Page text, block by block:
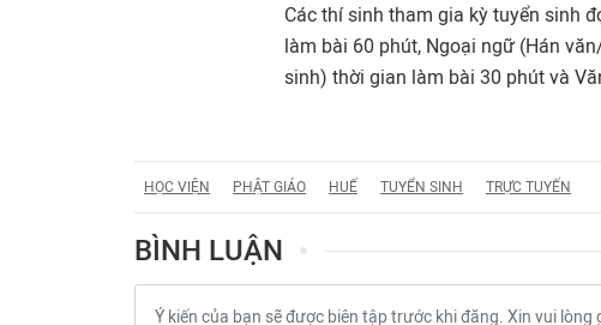
Các thí sinh tham gia kỳ tuyển sinh
làm bài 60 phút, Ngoại ngữ (Hán
sinh) thời gian làm bài 30 phút và
HỌC VIỆN PHẬT GIÁO HUẾ TUYỂN SINH TRỰC TUYẾN
BÌNH LUẬN